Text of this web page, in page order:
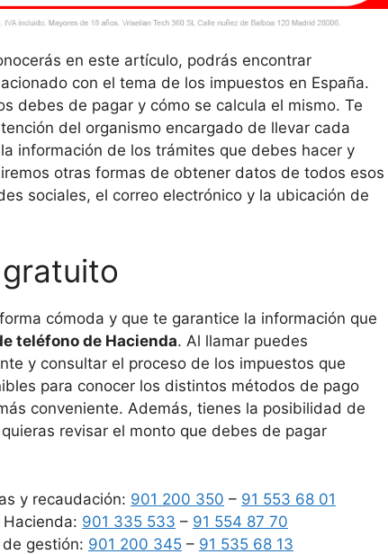
en este artículo, podrás encontrar
con el tema de los impuestos en España.
debes de pagar y cómo se calcula el mismo. Te
del organismo encargado de llevar cada
información de los trámites que debes hacer y
otras formas de obtener datos de todos esos
sociales, el correo electrónico y la ubicación de
cómoda y que te garantice la información que
teléfono de Hacienda. Al llamar puedes
y consultar el proceso de los impuestos que
para conocer los distintos métodos de pago
conveniente. Además, tienes la posibilidad de
revisar el monto que debes de pagar
y recaudación: 901 200 350 – 91 553 68 01
901 335 533 – 91 554 87 70
gestión: 901 200 345 – 91 535 68 13